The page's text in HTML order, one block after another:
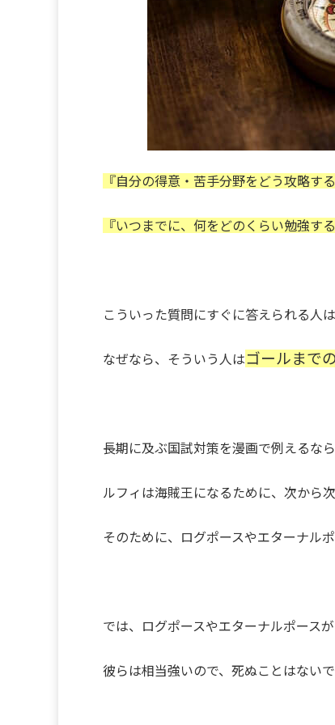
『自分の得意・苦手分野をどう攻略する
『いつまでに、何をどのくらい勉強する
こういった質問にすぐに答えられる人
なぜなら、そういう人はゴールまで
長期に及ぶ国試対策を漫画で例えるな
ルフィは海賊王になるために、次から
そのために、ログポースやエターナル
では、ログポースやエターナルポース
彼らは相当強いので、死ぬことはないで